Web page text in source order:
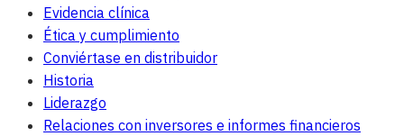
Evidencia clínica
Ética y cumplimiento
Conviértase en distribuidor
Historia
Liderazgo
Relaciones con inversores e informes financieros